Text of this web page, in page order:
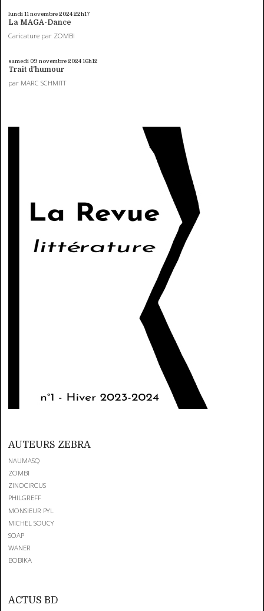
lundi 11novembre 202422h17
La MAGA-Dance
Caricature par ZOMBI
samedi 09 novembre 202416h12
Trait d'humour
par MARC SCHMITT
AUTEURS ZEBRA
NAUMASQ
ZOMBI
ZINOCIRCUS
PHILGREFF
MONSIEUR PYL
MICHEL SOUCY
SOAP
WANER
BOBIKA
ACTUS BD